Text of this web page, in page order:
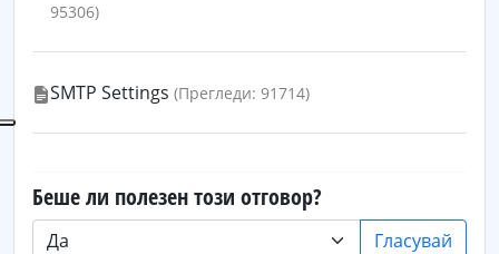
95306)
SMTP Settings (Прегледи: 91714)
Беше ли полезен този отговор?
Гласувай